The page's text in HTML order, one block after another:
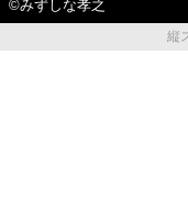
©みずしな孝之
縦